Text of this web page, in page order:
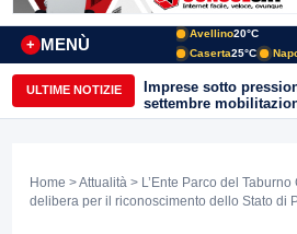
MENÙ
+
Avellino20°C
Caserta25°C
ULTIME NOTIZIE
Imprese sotto
settembre
e Avellino”
Home >Attualità > L’Ente Parco del
delibera per il riconoscimento dello Stato di